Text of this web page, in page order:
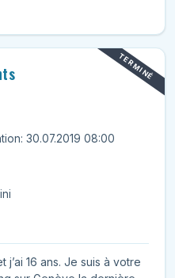
TERMINÉ
30.07.2019 08:00
j’ai 16 ans. Je suis à votre